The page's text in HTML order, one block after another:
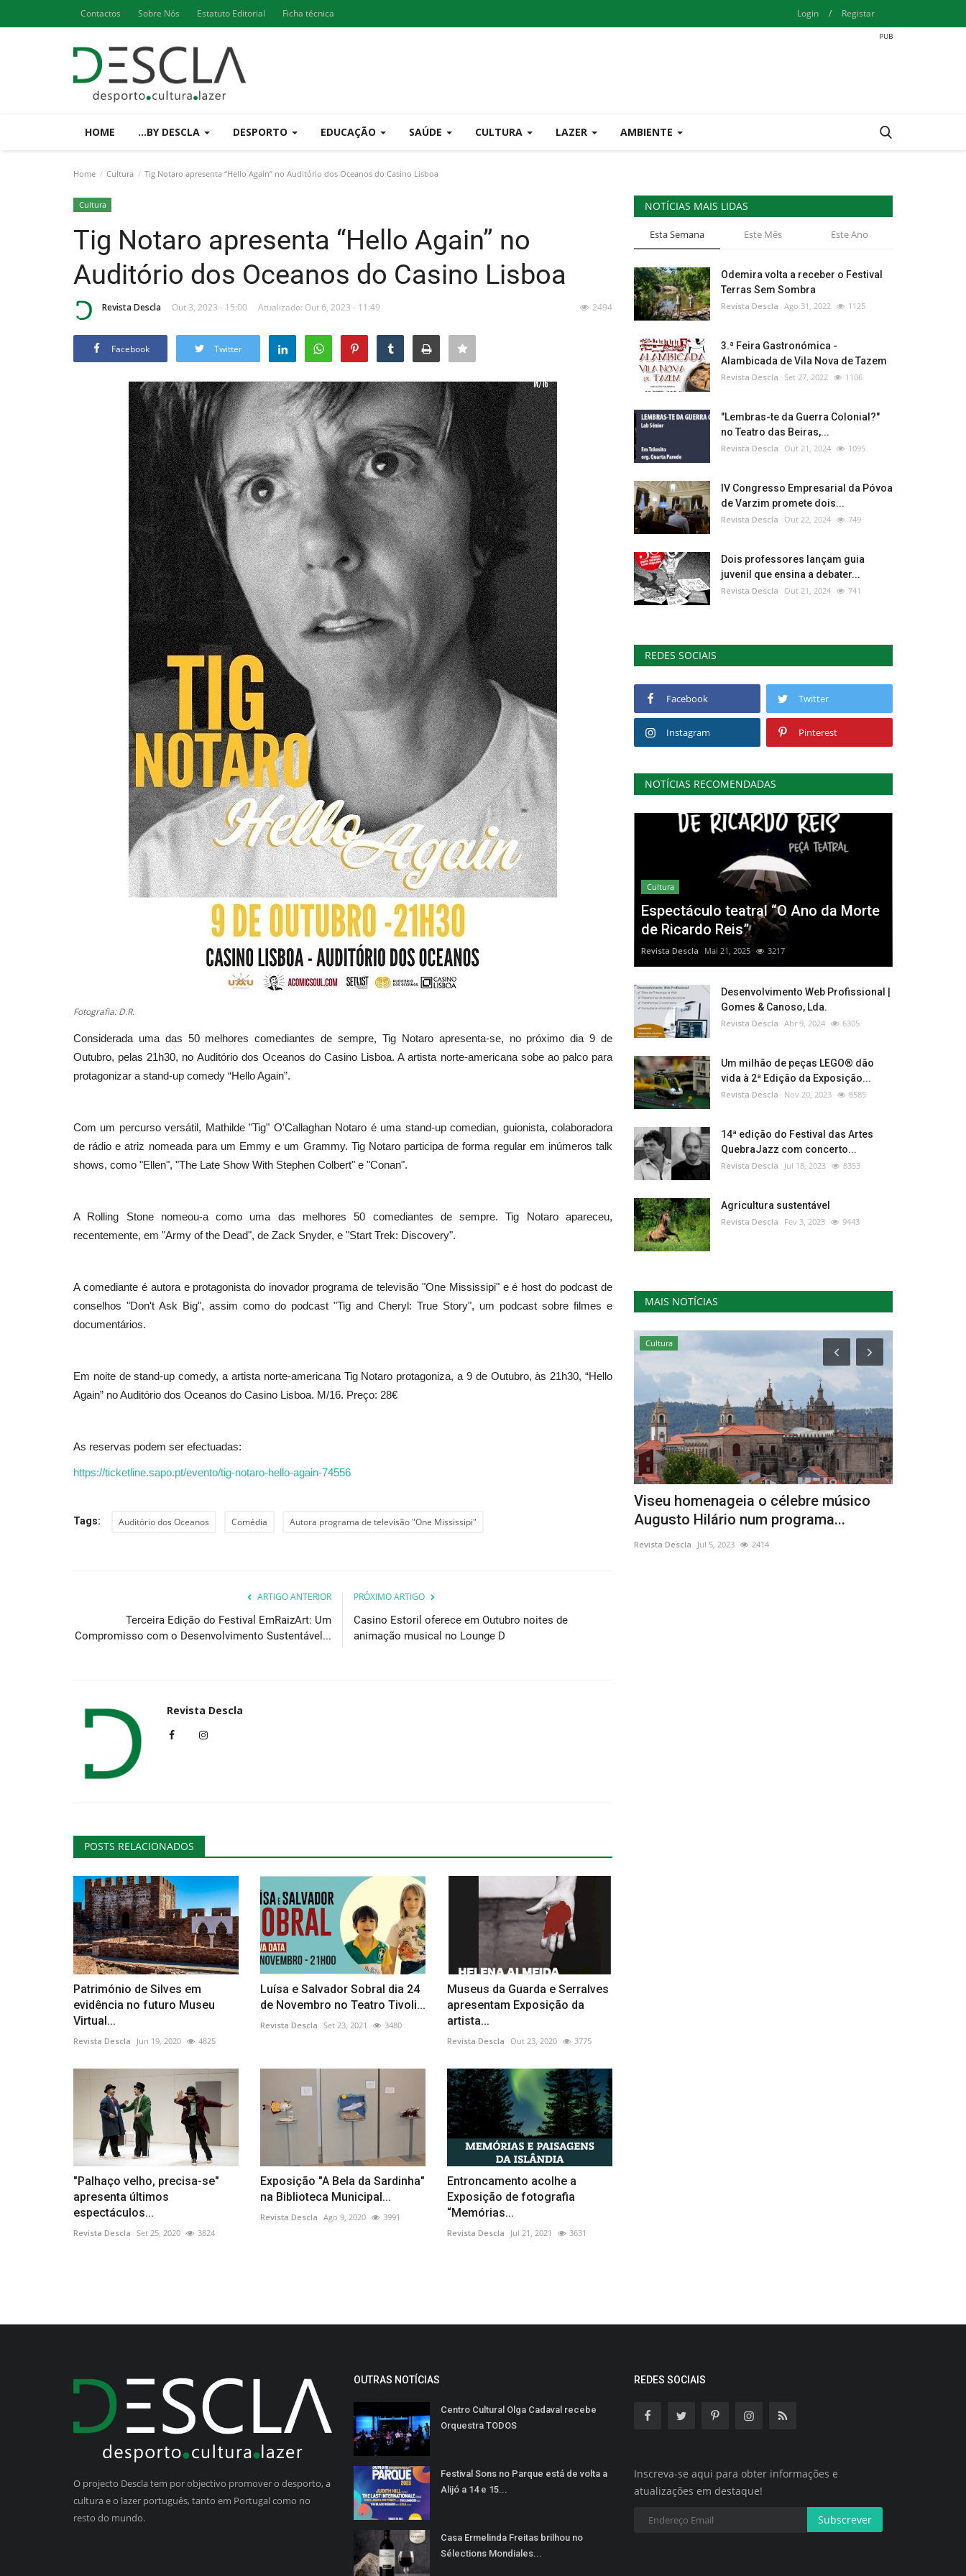
Contactos Sobre Nós Estatuto Editorial Ficha técnica Login / Registar
HOME ...BY DESCLA DESPORTO EDUCAÇÃO SAÚDE CULTURA LAZER AMBIENTE
Home Cultura Tig Notaro apresenta “Hello Again” no Auditório dos Oceanos do Casino Lisboa
Cultura
Tig Notaro apresenta “Hello Again” no
Auditório dos Oceanos do Casino Lisboa
Revista Descla Out 3, 2023 - 15:00 Atualizado: Out 6, 2023 - 11:49 2494
Facebook Twitter
Fotografia: D.R.
Considerada uma das 50 melhores comediantes de sempre, Tig Notaro apresenta-se, no próximo dia 9 de
Outubro, pelas 21h30, no Auditório dos Oceanos do Casino Lisboa. A artista norte-americana sobe ao palco para
protagonizar a stand-up comedy “Hello Again”.
Com um percurso versátil, Mathilde "Tig" O'Callaghan Notaro é uma stand-up comedian, guionista, colaboradora
de rádio e atriz nomeada para um Emmy e um Grammy. Tig Notaro participa de forma regular em inúmeros talk
shows, como "Ellen", "The Late Show With Stephen Colbert" e "Conan".
A Rolling Stone nomeou-a como uma das melhores 50 comediantes de sempre. Tig Notaro apareceu,
recentemente, em "Army of the Dead", de Zack Snyder, e "Start Trek: Discovery".
A comediante é autora e protagonista do inovador programa de televisão "One Mississipi" e é host do podcast de
conselhos "Don't Ask Big", assim como do podcast "Tig and Cheryl: True Story", um podcast sobre filmes e
documentários.
Em noite de stand-up comedy, a artista norte-americana Tig Notaro protagoniza, a 9 de Outubro, às 21h30, “Hello
Again” no Auditório dos Oceanos do Casino Lisboa. M/16. Preço: 28€
As reservas podem ser efectuadas:
https://ticketline.sapo.pt/evento/tig-notaro-hello-again-74556
Tags: Auditório dos Oceanos Comédia Autora programa de televisão "One Mississipi"
ARTIGO ANTERIOR
Terceira Edição do Festival EmRaizArt: Um
Compromisso com o Desenvolvimento Sustentável...
PRÓXIMO ARTIGO
Casino Estoril oferece em Outubro noites de
animação musical no Lounge D
Revista Descla
POSTS RELACIONADOS
Património de Silves em
evidência no futuro Museu
Virtual...
Revista Descla Jun 19, 2020 4825
Luísa e Salvador Sobral dia 24
de Novembro no Teatro Tivoli...
Revista Descla Set 23, 2021 3480
Museus da Guarda e Serralves
apresentam Exposição da
artista...
Revista Descla Out 23, 2020 3775
"Palhaço velho, precisa-se"
apresenta últimos
espectáculos...
Revista Descla Set 25, 2020 3824
Exposição "A Bela da Sardinha"
na Biblioteca Municipal...
Revista Descla Ago 9, 2020 3991
Entroncamento acolhe a
Exposição de fotografia
“Memórias...
Revista Descla Jul 21, 2021 3631
NOTÍCIAS MAIS LIDAS
Esta Semana Este Mês Este Ano
Odemira volta a receber o Festival
Terras Sem Sombra
Revista Descla Ago 31, 2022 1125
3.ª Feira Gastronómica -
Alambicada de Vila Nova de Tazem
Revista Descla Set 27, 2022 1106
"Lembras-te da Guerra Colonial?"
no Teatro das Beiras,...
Revista Descla Out 21, 2024 1095
IV Congresso Empresarial da Póvoa
de Varzim promete dois...
Revista Descla Out 22, 2024 749
Dois professores lançam guia
juvenil que ensina a debater...
Revista Descla Out 21, 2024 741
REDES SOCIAIS
Facebook Twitter
Instagram Pinterest
NOTÍCIAS RECOMENDADAS
Cultura
Espectáculo teatral “O Ano da Morte
de Ricardo Reis”
Revista Descla Mai 21, 2025 3217
Desenvolvimento Web Profissional |
Gomes & Canoso, Lda.
Revista Descla Abr 9, 2024 6305
Um milhão de peças LEGO® dão
vida à 2ª Edição da Exposição...
Revista Descla Nov 20, 2023 8585
14ª edição do Festival das Artes
QuebraJazz com concerto...
Revista Descla Jul 18, 2023 8353
Agricultura sustentável
Revista Descla Fev 3, 2023 9443
MAIS NOTÍCIAS
Wellness Resort como...
Comunidade”
Cultura
Viseu homenageia o célebre músico
Augusto Hilário num programa...
Revista Descla Jul 5, 2023 2414
O projecto Descla tem por objectivo promover o desporto, a
cultura e o lazer português, tanto em Portugal como no
resto do mundo.
OUTRAS NOTÍCIAS
Centro Cultural Olga Cadaval recebe
Orquestra TODOS
Festival Sons no Parque está de volta a
Alijó a 14 e 15...
Casa Ermelinda Freitas brilhou no
Sélections Mondiales...
REDES SOCIAIS
Inscreva-se aqui para obter informações e
atualizações em destaque!
Subscrever